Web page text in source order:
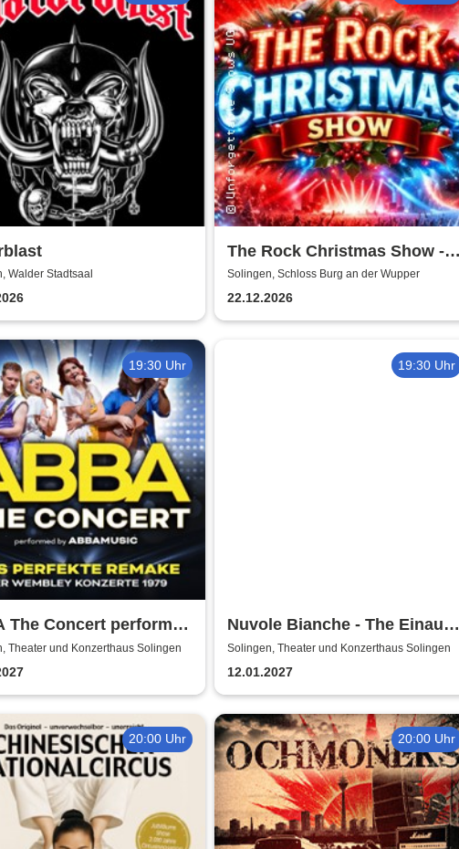
Walder Stadtsaal
The Rock Christmas Show -
Schloss Burg an der Wupper
Solingen, Schloss Burg an der Wupper
22.12.2026
19:30 Uhr
The Concert performed
Theater und Konzerthaus Solingen
19:30 Uhr
Nuvole Bianche - The Einaudi
Experience - Original Tribute
from Italy
Solingen, Theater und Konzerthaus Solingen
12.01.2027
20:00 Uhr 20:00 Uhr